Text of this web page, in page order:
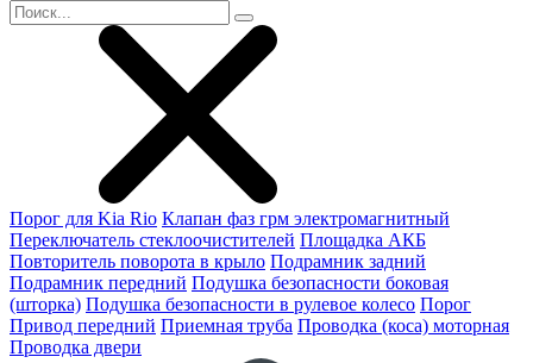
Порог для Kia Rio Клапан фаз грм электромагнитный
Переключатель стеклоочистителей Площадка АКБ
Повторитель поворота в крыло Подрамник задний
Подрамник передний Подушка безопасности боковая
(шторка) Подушка безопасности в рулевое колесо Порог
Привод передний Приемная труба Проводка (коса) моторная
Проводка двери